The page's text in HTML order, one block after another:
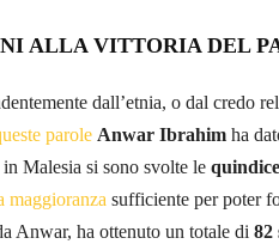
ALLA VITTORIA DEL
dall’etnia, o dal credo
parole Anwar Ibrahim ha
in Malesia si sono svolte le
maggioranza sufficiente per poter
Anwar, ha ottenuto un totale di 82